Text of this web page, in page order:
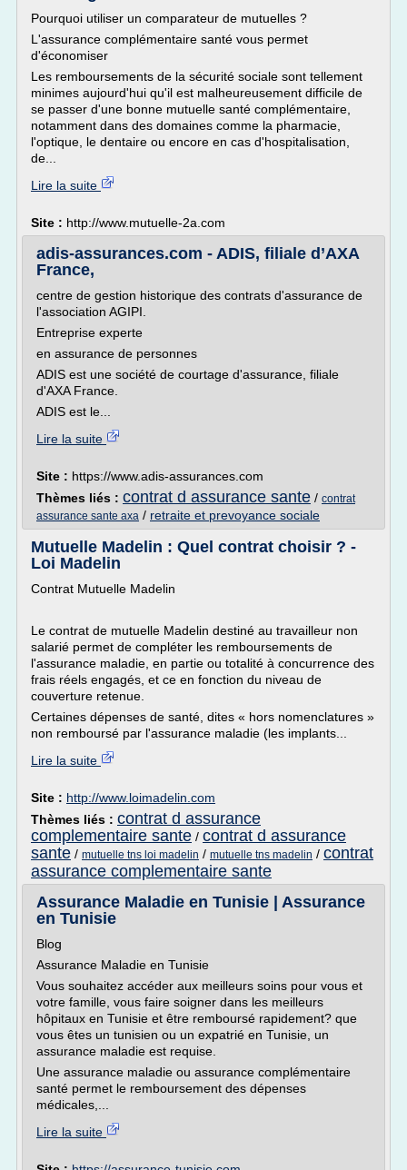
Pourquoi utiliser un comparateur de mutuelles ?
L'assurance complémentaire santé vous permet
d'économiser
Les remboursements de la sécurité sociale sont tellement
minimes aujourd'hui qu'il est malheureusement difficile de
se passer d'une bonne mutuelle santé complémentaire,
notamment dans des domaines comme la pharmacie,
l'optique, le dentaire ou encore en cas d'hospitalisation,
de...
Lire la suite
Site : http://www.mutuelle-2a.com
adis-assurances.com - ADIS, filiale d’AXA
France,
centre de gestion historique des contrats d'assurance de
l'association AGIPI.
Entreprise experte
en assurance de personnes
ADIS est une société de courtage d'assurance, filiale
d'AXA France.
ADIS est le...
Lire la suite
Site : https://www.adis-assurances.com
Thèmes liés : contrat d assurance sante / contrat
assurance sante axa / retraite et prevoyance sociale
Mutuelle Madelin : Quel contrat choisir ? -
Loi Madelin
Contrat Mutuelle Madelin
Le contrat de mutuelle Madelin destiné au travailleur non
salarié permet de compléter les remboursements de
l'assurance maladie, en partie ou totalité à concurrence des
frais réels engagés, et ce en fonction du niveau de
couverture retenue.
Certaines dépenses de santé, dites « hors nomenclatures »
non remboursé par l'assurance maladie (les implants...
Lire la suite
Site : http://www.loimadelin.com
Thèmes liés : contrat d assurance
complementaire sante / contrat d assurance
sante / mutuelle tns loi madelin / mutuelle tns madelin / contrat
assurance complementaire sante
Assurance Maladie en Tunisie | Assurance
en Tunisie
Blog
Assurance Maladie en Tunisie
Vous souhaitez accéder aux meilleurs soins pour vous et
votre famille, vous faire soigner dans les meilleurs
hôpitaux en Tunisie et être remboursé rapidement? que
vous êtes un tunisien ou un expatrié en Tunisie, un
assurance maladie est requise.
Une assurance maladie ou assurance complémentaire
santé permet le remboursement des dépenses
médicales,...
Lire la suite